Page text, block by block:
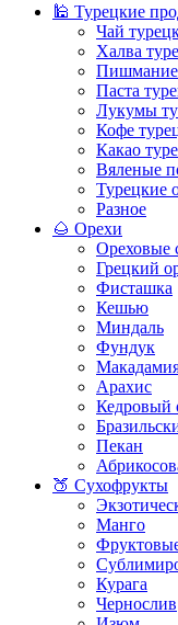
🕌 Турецкие
Чай
Халва
Пишмание
Паста
Лукумы
Кофе
Какао
Вяленые
Турецкие
Разное
🌰 Орехи
Ореховые
Грецкий
Фисташка
Кешью
Миндаль
Фундук
Арахис
Кедровый
Пекан
🍑 Сухофрукты
Манго
Курага
Чернослив